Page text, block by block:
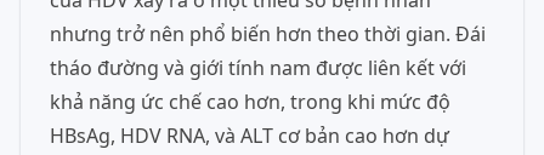
nhưng trở nên phổ biến hơn theo thời gian. Đái
tháo đường và giới tính nam được liên kết với
khả năng ức chế cao hơn, trong khi mức độ
HBsAg, HDV RNA, và ALT cơ bản cao hơn dự